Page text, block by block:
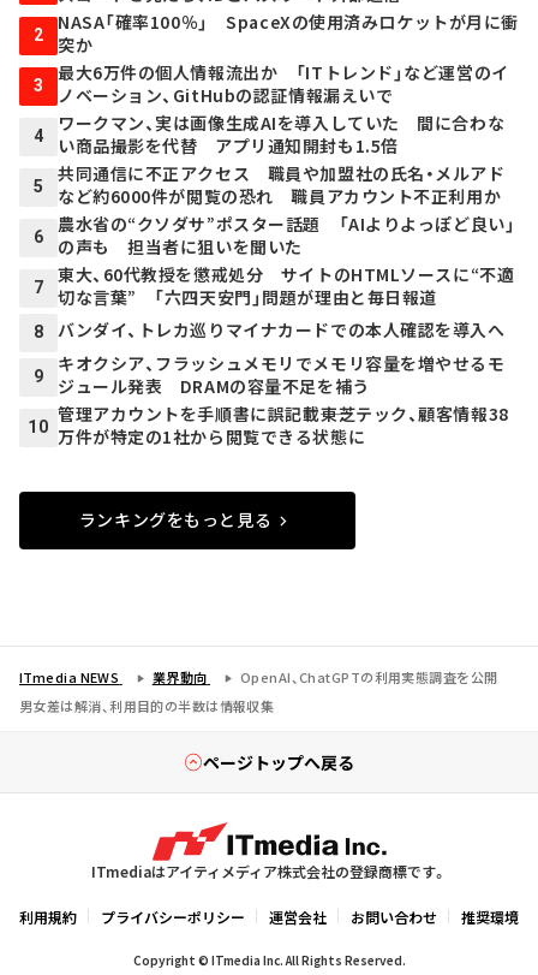
2
NASA「確率100％」 SpaceXの使用済みロケットが月に衝
突か
3
最大6万件の個人情報流出か 「ITトレンド」など運営のイ
ノベーション、GitHubの認証情報漏えいで
4
ワークマン、実は画像生成AIを導入していた 間に合わな
い商品撮影を代替 アプリ通知開封も1.5倍
5
共同通信に不正アクセス 職員や加盟社の氏名・メルアド
など約6000件が閲覧の恐れ 職員アカウント不正利用か
6
農水省の“クソダサ”ポスター話題 「AIよりよっぽど良い」
の声も 担当者に狙いを聞いた
7
東大、60代教授を懲戒処分 サイトのHTMLソースに“不適
切な言葉” 「六四天安門」問題が理由と毎日報道
8 バンダイ、トレカ巡りマイナカードでの本人確認を導入へ
9
キオクシア、フラッシュメモリでメモリ容量を増やせるモ
ジュール発表 DRAMの容量不足を補う
10
管理アカウントを手順書に誤記載――東芝テック、顧客情報38
万件が特定の1社から閲覧できる状態に
ランキングをもっと見る
ITmedia NEWS 業界動向
OpenAI、ChatGPTの利用実態調査を公開
男女差は解消、利用目的の半数は情報収集
ページトップへ戻る
ITmediaはアイティメディア株式会社の登録商標です。
利用規約 プライバシーポリシー 運営会社 お問い合わせ 推奨環境
Copyright © ITmedia Inc. All Rights Reserved.